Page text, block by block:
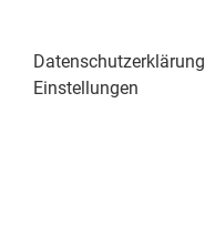
Datenschutzerklärung
Einstellungen